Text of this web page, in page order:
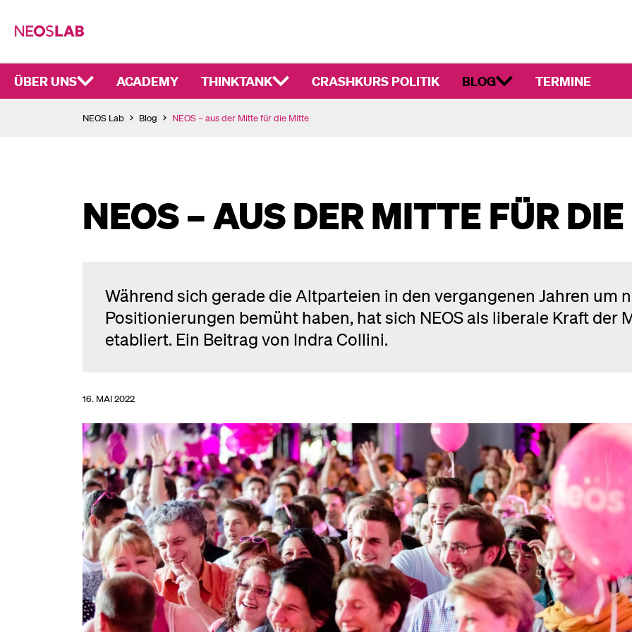
ÜBER UNS ACADEMY THINKTANK CRASHKURS POLITIK BLOG TERMINE
NEOS Lab Blog NEOS – aus der Mitte für die Mitte
NEOS – AUS DER MITTE FÜR
Während sich gerade die Altparteien in den vergangenen Jahren um
Positionierungen bemüht haben, hat sich NEOS als liberale Kraft der
etabliert. Ein Beitrag von Indra Collini.
16. MAI 2022